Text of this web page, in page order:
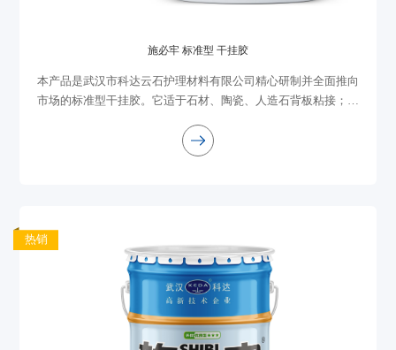
施必牢 标准型 干挂胶
本产品是武汉市科达云石护理材料有限公司精心研制并全面推向
市场的标准型干挂胶。它适于石材、陶瓷、人造石背板粘接；颜
热销